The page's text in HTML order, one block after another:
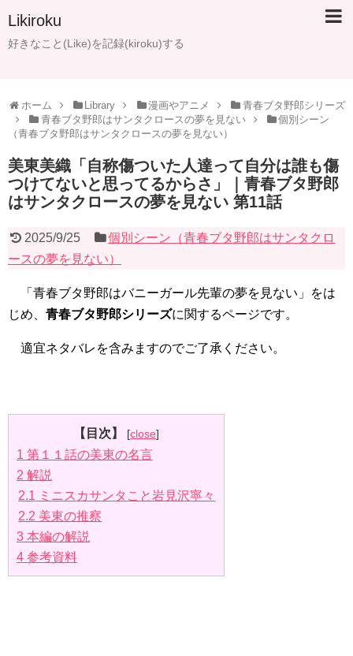
Likiroku
好きなこと(Like)を記録(kiroku)する
ホーム Library 漫画やアニメ
青春ブタ野郎シリーズ
青春ブタ野郎はサンタクロースの夢を見ない
個別シーン
（青春ブタ野郎はサンタクロースの夢を見ない）
美東美織「自称傷ついた人達って自分は誰も傷
つけてないと思ってるからさ」｜青春ブタ野郎
はサンタクロースの夢を見ない 第11話
2025/9/25
個別シーン（青春ブタ野郎はサンタクロ
ースの夢を見ない）
「青春ブタ野郎はバニーガール先輩の夢を見ない」をは
じめ、 青春ブタ野郎シリーズに関するページです。
適宜ネタバレを含みますのでご了承ください。
【目次】 [close]
1 第１１話の美東の名言
2 解説
2.1 ミニスカサンタこと岩見沢寧々
2.2 美東の推察
3 本編の解説
4 参考資料